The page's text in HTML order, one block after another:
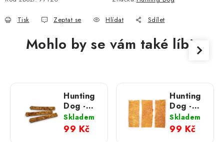
Tisk Zeptat se Hlídat Sdílet
Mohlo by se vám také líbit
Hunting
Dog -
kolagenové
tyčky 3
ks
Skladem
99 Kč
Hunting
Dog -
Kolagenové
plátky 3
ks
Skladem
99 Kč